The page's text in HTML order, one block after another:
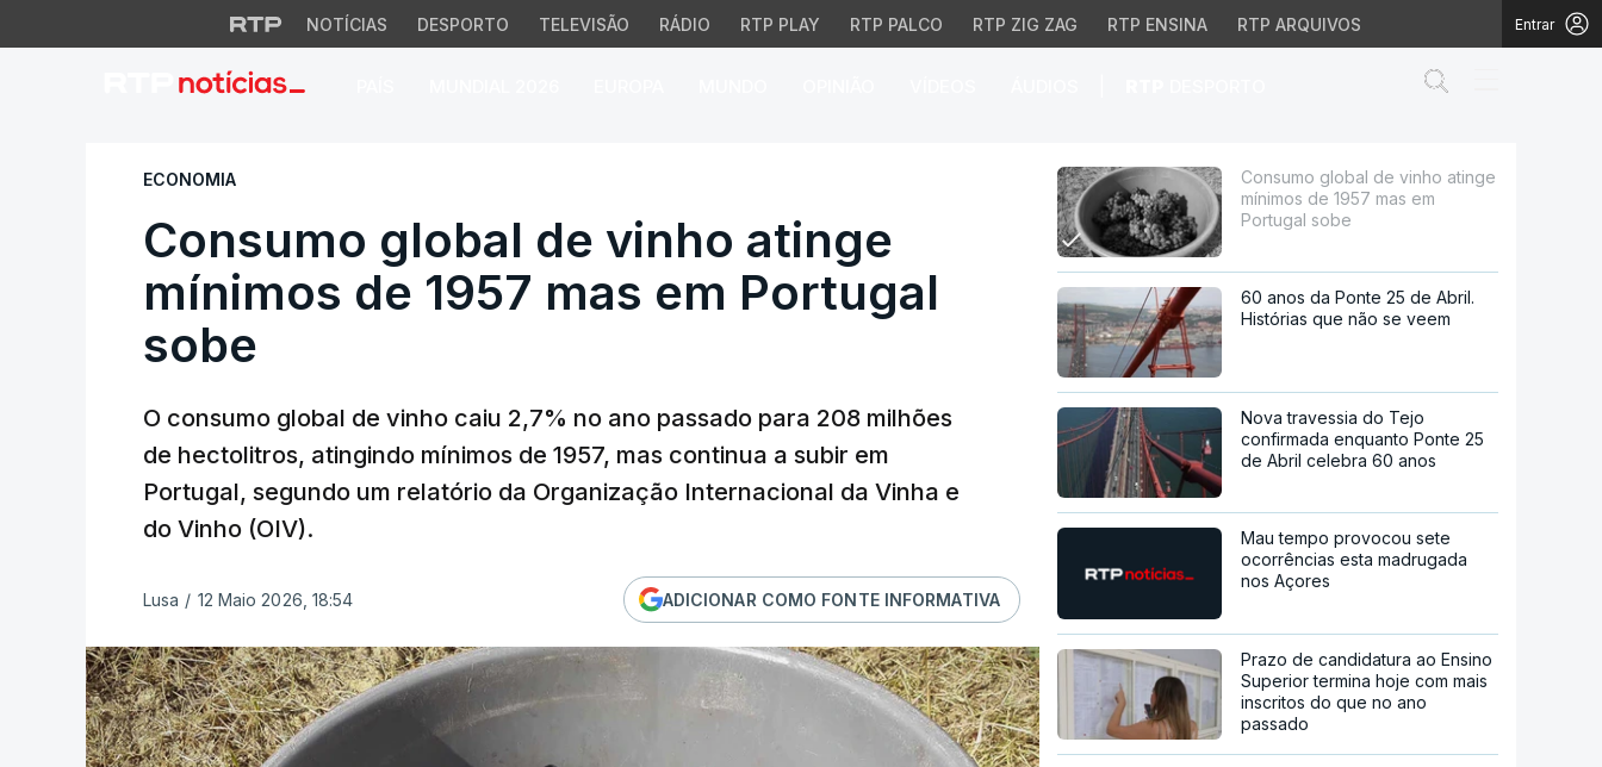
NOTÍCIAS DESPORTO TELEVISÃO RÁDIO RTP PLAY RTP PALCO RTP ZIG ZAG RTP ENSINA RTP ARQUIVOS Entrar
Consumo global de vinho atinge mínimos de 1957 mas em
ECONOMIA
Consumo global de vinho atinge
mínimos de 1957 mas em Portugal
sobe
O consumo global de vinho caiu 2,7% no ano passado para 208 milhões
de hectolitros, atingindo mínimos de 1957, mas continua a subir em
Portugal, segundo um relatório da Organização Internacional da Vinha e
do Vinho (OIV).
Lusa / 12 Maio 2026, 18:54 ADICIONAR COMO FONTE INFORMATIVA
Consumo global de vinho atinge
mínimos de 1957 mas em
Portugal sobe
60 anos da Ponte 25 de Abril.
Histórias que não se veem
Nova travessia do Tejo
confirmada enquanto Ponte 25
de Abril celebra 60 anos
Mau tempo provocou sete
ocorrências esta madrugada
nos Açores
Prazo de candidatura ao Ensino
Superior termina hoje com mais
inscritos do que no ano
passado